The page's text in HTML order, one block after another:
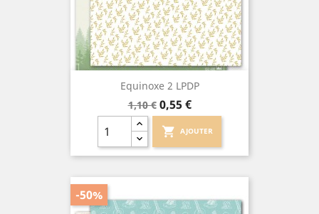
Equinoxe 2 LPDP
Prix
de
base
1,10 € Prix
0,55 €
shopping_cart AJOUTER
-50%